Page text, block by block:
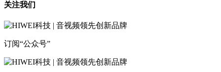
关注我们
订阅“公众号”